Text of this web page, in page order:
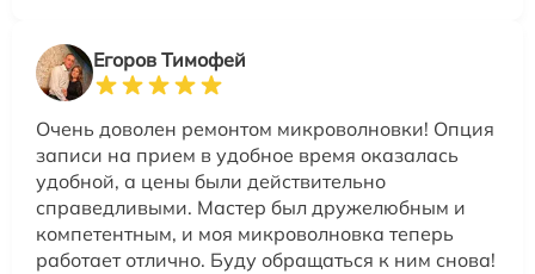
Егоров Тимофей
Очень доволен ремонтом микроволновки! Опция
записи на прием в удобное время оказалась
удобной, а цены были действительно
справедливыми. Мастер был дружелюбным и
компетентным, и моя микроволновка теперь
работает отлично. Буду обращаться к ним снова!